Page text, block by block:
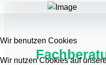
Wir benutzen Cookies
Wir nutzen Cookies auf